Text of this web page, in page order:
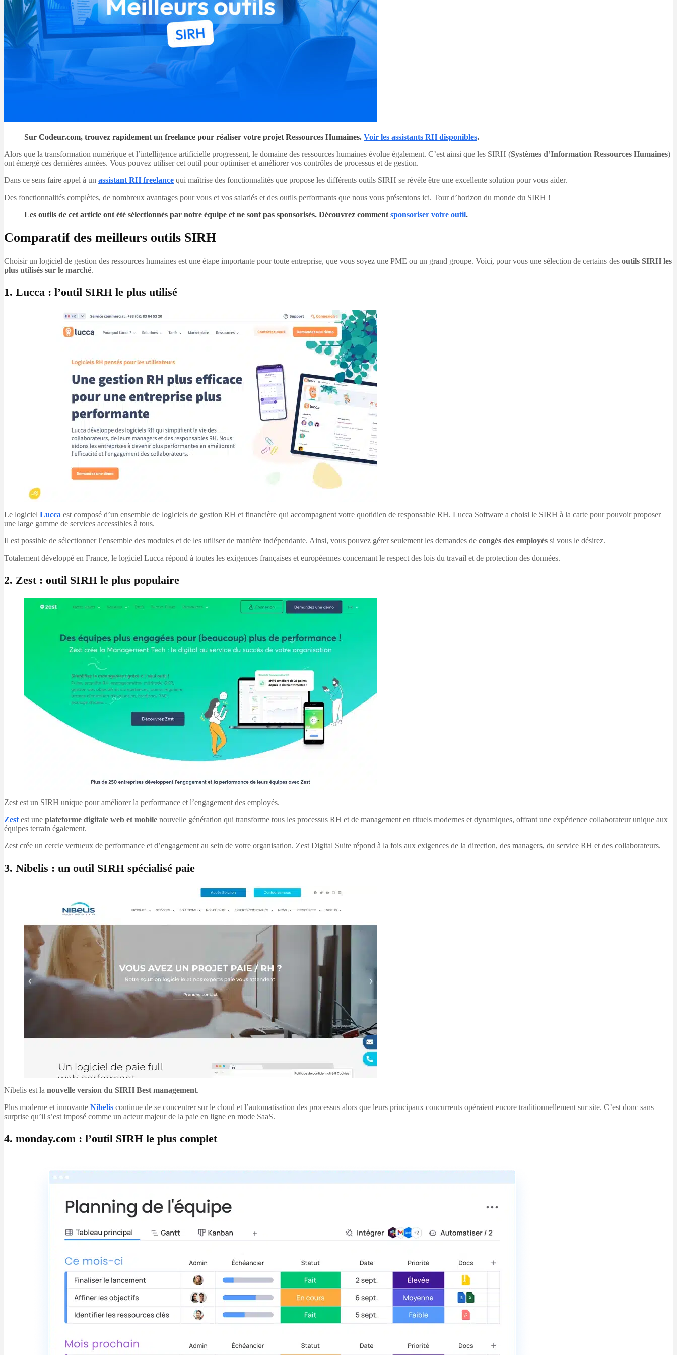
Sur Codeur.com, trouvez rapidement un freelance pour réaliser votre projet Ressources Humaines. Voir les assistants RH disponibles.
Alors que la transformation numérique et l’intelligence artificielle progressent, le domaine des ressources humaines évolue également. C’est ainsi que les SIRH (Systèmes d’Information Ressources Humaines)
ont émergé ces dernières années. Vous pouvez utiliser cet outil pour optimiser et améliorer vos contrôles de processus et de gestion.
Dans ce sens faire appel à un assistant RH freelance qui maîtrise des fonctionnalités que propose les différents outils SIRH se révèle être une excellente solution pour vous aider.
Des fonctionnalités complètes, de nombreux avantages pour vous et vos salariés et des outils performants que nous vous présentons ici. Tour d’horizon du monde du SIRH !
Les outils de cet article ont été sélectionnés par notre équipe et ne sont pas sponsorisés. Découvrez comment sponsoriser votre outil.
Comparatif des meilleurs outils SIRH
Choisir un logiciel de gestion des ressources humaines est une étape importante pour toute entreprise, que vous soyez une PME ou un grand groupe. Voici, pour vous une sélection de certains des outils SIRH les
plus utilisés sur le marché.
1. Lucca : l’outil SIRH le plus utilisé
Le logiciel Lucca est composé d’un ensemble de logiciels de gestion RH et financière qui accompagnent votre quotidien de responsable RH. Lucca Software a choisi le SIRH à la carte pour pouvoir proposer
une large gamme de services accessibles à tous.
Il est possible de sélectionner l’ensemble des modules et de les utiliser de manière indépendante. Ainsi, vous pouvez gérer seulement les demandes de congés des employés si vous le désirez.
Totalement développé en France, le logiciel Lucca répond à toutes les exigences françaises et européennes concernant le respect des lois du travail et de protection des données.
2. Zest : outil SIRH le plus populaire
Zest est un SIRH unique pour améliorer la performance et l’engagement des employés.
Zest est une plateforme digitale web et mobile nouvelle génération qui transforme tous les processus RH et de management en rituels modernes et dynamiques, offrant une expérience collaborateur unique aux
équipes terrain également.
Zest crée un cercle vertueux de performance et d’engagement au sein de votre organisation. Zest Digital Suite répond à la fois aux exigences de la direction, des managers, du service RH et des collaborateurs.
3. Nibelis : un outil SIRH spécialisé paie
Nibelis est la nouvelle version du SIRH Best management.
Plus moderne et innovante Nibelis continue de se concentrer sur le cloud et l’automatisation des processus alors que leurs principaux concurrents opéraient encore traditionnellement sur site. C’est donc sans
surprise qu’il s’est imposé comme un acteur majeur de la paie en ligne en mode SaaS.
4. monday.com : l’outil SIRH le plus complet